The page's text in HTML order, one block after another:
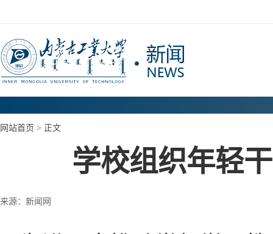
网站首页 > 正文
学校组织年轻
来源：新闻网